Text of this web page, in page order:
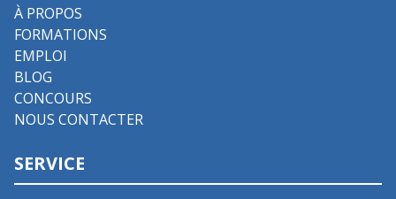
À PROPOS
FORMATIONS
EMPLOI
BLOG
CONCOURS
NOUS CONTACTER
SERVICE